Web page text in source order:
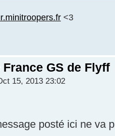
<3
GS de Flyff
15, 2013 23:02
posté ici ne va